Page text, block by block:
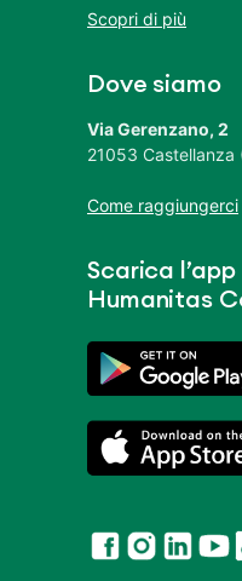
Scopri di più
Dove siamo
Via Gerenzano, 2
21053 Castellanza
Come raggiungerci
Scarica l’app
Humanitas